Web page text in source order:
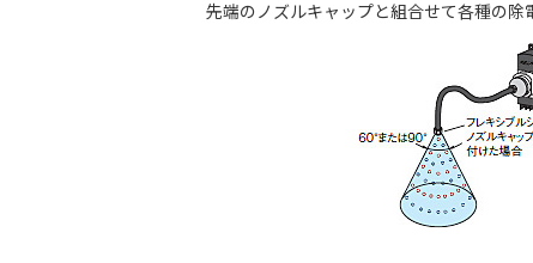
先端のノズルキャップと組合せて各種の除